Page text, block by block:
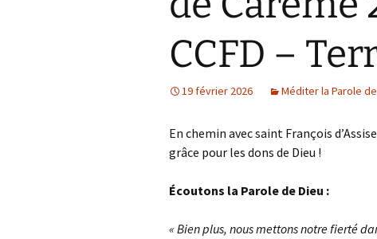
CCFD –
19 février 2026 Méditer la Parole
En chemin avec saint François
grâce pour les dons de Dieu !
Écoutons la Parole de Dieu :
« Bien plus, nous mettons notre fierté